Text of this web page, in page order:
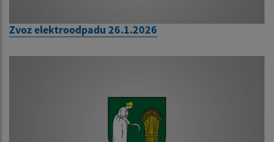
Zvoz elektroodpadu 26.1.2026